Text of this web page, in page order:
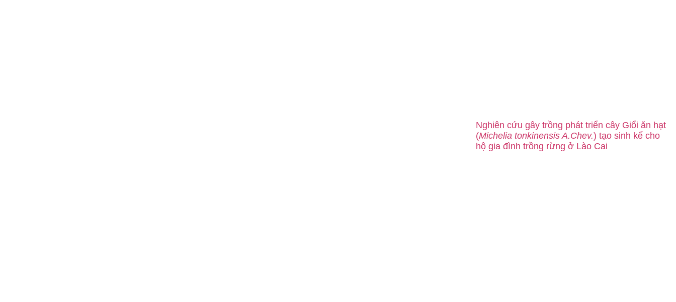
Nghiên cứu gây trồng phát triển cây Giổi ăn hạt
(Michelia tonkinensis A.Chev.) tạo sinh kế cho
hộ gia đình trồng rừng ở Lào Cai